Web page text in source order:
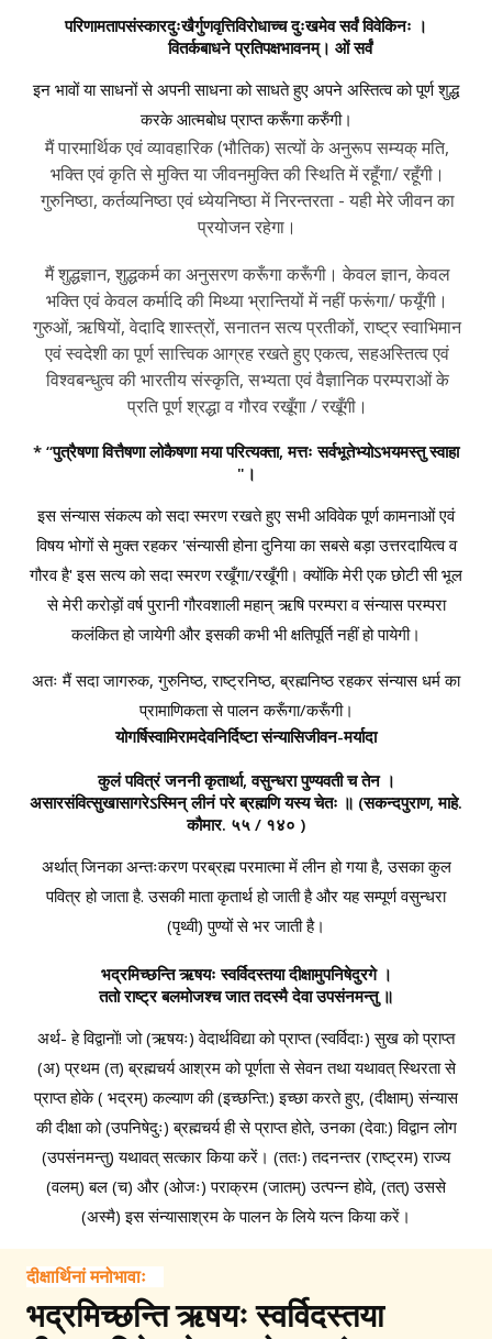
परिणामतापसंस्कारदुःखैर्गुणवृत्तिविरोधाच्च दुःखमेव सर्वं विवेकिनः ।
वितर्कबाधने प्रतिपक्षभावनम्। ओं सर्वं
इन भावों या साधनों से अपनी साधना को साधते हुए अपने अस्तित्व को पूर्ण शुद्ध
करके आत्मबोध प्राप्त करूँगा करुँगी।
मैं पारमार्थिक एवं व्यावहारिक (भौतिक) सत्यों के अनुरूप सम्यक् मति,
भक्ति एवं कृति से मुक्ति या जीवनमुक्ति की स्थिति में रहूँगा/ रहूँगी।
गुरुनिष्ठा, कर्तव्यनिष्ठा एवं ध्येयनिष्ठा में निरन्तरता - यही मेरे जीवन का
प्रयोजन रहेगा।
मैं शुद्धज्ञान, शुद्धकर्म का अनुसरण करूँगा करूँगी। केवल ज्ञान, केवल
भक्ति एवं केवल कर्मादि की मिथ्या भ्रान्तियों में नहीं फरूंगा/ फयूँगी।
गुरुओं, ऋषियों, वेदादि शास्त्रों, सनातन सत्य प्रतीकों, राष्ट्र स्वाभिमान
एवं स्वदेशी का पूर्ण सात्त्विक आग्रह रखते हुए एकत्व, सहअस्तित्व एवं
विश्वबन्धुत्व की भारतीय संस्कृति, सभ्यता एवं वैज्ञानिक परम्पराओं के
प्रति पूर्ण श्रद्धा व गौरव रखूँगा / रखूँगी।
* “पुत्रैषणा वित्तैषणा लोकैषणा मया परित्यक्ता, मत्तः सर्वभूतेभ्योऽभयमस्तु स्वाहा
"।
इस संन्यास संकल्प को सदा स्मरण रखते हुए सभी अविवेक पूर्ण कामनाओं एवं
विषय भोगों से मुक्त रहकर 'संन्यासी होना दुनिया का सबसे बड़ा उत्तरदायित्व व
गौरव है' इस सत्य को सदा स्मरण रखूँगा/रखूँगी। क्योंकि मेरी एक छोटी सी भूल
से मेरी करोड़ों वर्ष पुरानी गौरवशाली महान् ऋषि परम्परा व संन्यास परम्परा
कलंकित हो जायेगी और इसकी कभी भी क्षतिपूर्ति नहीं हो पायेगी।
अतः मैं सदा जागरुक, गुरुनिष्ठ, राष्ट्रनिष्ठ, ब्रह्मनिष्ठ रहकर संन्यास धर्म का
प्रामाणिकता से पालन करूँगा/करूँगी।
योगर्षिस्वामिरामदेवनिर्दिष्टा संन्यासिजीवन-मर्यादा
कुलं पवित्रं जननी कृतार्था, वसुन्धरा पुण्यवती च तेन ।
असारसंवित्सुखासागरेऽस्मिन् लीनं परे ब्रह्मणि यस्य चेतः ॥ (सकन्दपुराण, माहे.
कौमार. ५५ / १४० )
अर्थात् जिनका अन्तःकरण परब्रह्म परमात्मा में लीन हो गया है, उसका कुल
पवित्र हो जाता है. उसकी माता कृतार्थ हो जाती है और यह सम्पूर्ण वसुन्धरा
(पृथ्वी) पुण्यों से भर जाती है।
भद्रमिच्छन्ति ऋषयः स्वर्विदस्तया दीक्षामुपनिषेदुरगे ।
ततो राष्ट्र बलमोजश्च जात तदस्मै देवा उपसंनमन्तु ॥
अर्थ- हे विद्वानों! जो (ऋषयः) वेदार्थविद्या को प्राप्त (स्वर्विदाः) सुख को प्राप्त
(अ) प्रथम (त) ब्रह्मचर्य आश्रम को पूर्णता से सेवन तथा यथावत् स्थिरता से
प्राप्त होके ( भद्रम्) कल्याण की (इच्छन्ति:) इच्छा करते हुए, (दीक्षाम्) संन्यास
की दीक्षा को (उपनिषेदुः) ब्रह्मचर्य ही से प्राप्त होते, उनका (देवा:) विद्वान लोग
(उपसंनमन्तु) यथावत् सत्कार किया करें। (ततः) तदनन्तर (राष्ट्रम) राज्य
(वलम्) बल (च) और (ओजः) पराक्रम (जातम्) उत्पन्न होवे, (तत्) उससे
(अस्मै) इस संन्यासाश्रम के पालन के लिये यत्न किया करें।
दीक्षार्थिनां मनोभावाः
भद्रमिच्छन्ति ऋषयः स्वर्विदस्तया